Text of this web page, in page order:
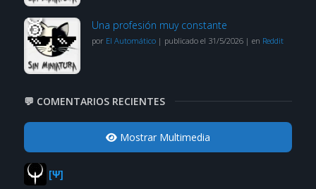
Una profesión muy constante
por El Automático| publicado el 31/5/2026| en Reddit
💬 COMENTARIOS RECIENTES
Mostrar Multimedia
[Ψ]